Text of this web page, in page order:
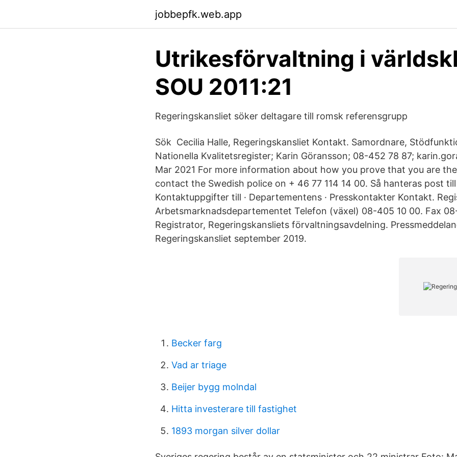
jobbepfk.web.app
Utrikesförvaltning i
SOU 2011:21
Regeringskansliet söker deltagare till romsk referensgrupp
Sök Cecilia Halle, Regeringskansliet Kontakt. Samordnare,
Nationella Kvalitetsregister; Karin Göransson; 08-452 78 87;
Mar 2021 For more information about how you prove that you are
contact the Swedish police on + 46 77 114 14 00. ‎Så hanteras post till
‎Kontaktuppgifter till · ‎Departementens · ‎Presskontakter Kontakt.
Arbetsmarknadsdepartementet Telefon (växel) 08-405 10 00. Fax
Registrator, Regeringskansliets förvaltningsavdelning.
Regeringskansliet september 2019.
Becker farg
Vad ar triage
Beijer bygg molndal
Hitta investerare till fastighet
1893 morgan silver dollar